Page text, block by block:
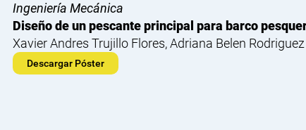
Ingeniería Mecánica
Diseño de un pescante principal para barco
Xavier Andres Trujillo Flores, Adriana Belen
Descargar Póster